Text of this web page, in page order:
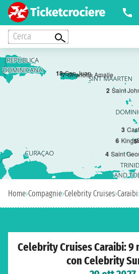
Cerca
18 San Juan
2 Saint
3
4 Saint
5
6
7 Charlotte Amalie
Home›Compagnie›Celebrity Cruises›Caraibi
Celebrity Cruises Caraibi: 9
con Celebrity